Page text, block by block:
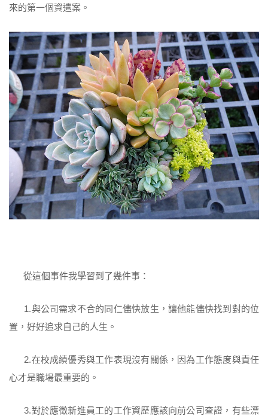
來的第一個資遣案。
從這個事件我學習到了幾件事：
1.與公司需求不合的同仁儘快放生，讓他能儘快找到對的位
置，好好追求自己的人生。
2.在校成績優秀與工作表現沒有關係，因為工作態度與責任
心才是職場最重要的。
3.對於應徵新進員工的工作資歷應該向前公司查證，有些漂